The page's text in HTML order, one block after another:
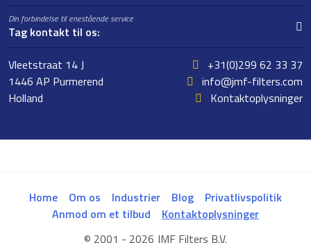
Din forbindelse til enestående service
Tag kontakt til os:
Vleetstraat 14 J
1446 AP Purmerend
Holland
+31(0)299 62 33 37
info@jmf-filters.com
Kontaktoplysninger
Home Om os Industrier Blog
Privatlivspolitik
Anmod om et tilbud
Kontaktoplysninger
© 2001 - 2026 JMF Filters B.V.